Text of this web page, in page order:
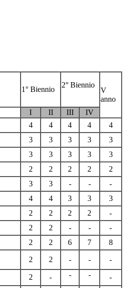
1° Biennio
2° Biennio
V
anno
I
II III
IV
4 4 4 4
4
3 3 3 3
3
3 3 3 3
3
2 2 2 2
2
3 3 - -
-
4 4 3 3
3
2 2 2 2
-
2 2 - -
-
2 2 6 7
8
2 2 - - -
2 - - -
-